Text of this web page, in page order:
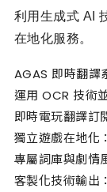
利用生成式 AI
在地化服務。
AGAS 即時翻譯
運用 OCR 技術
即時電玩翻譯訂
獨立遊戲在地化
專屬詞庫與劇情
客製化技術輸出